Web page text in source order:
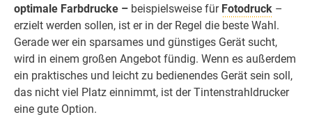
optimale Farbdrucke – beispielsweise für Fotodruck –
erzielt werden sollen, ist er in der Regel die beste Wahl.
Gerade wer ein sparsames und günstiges Gerät sucht,
wird in einem großen Angebot fündig. Wenn es außerdem
ein praktisches und leicht zu bedienendes Gerät sein soll,
das nicht viel Platz einnimmt, ist der Tintenstrahldrucker
eine gute Option.